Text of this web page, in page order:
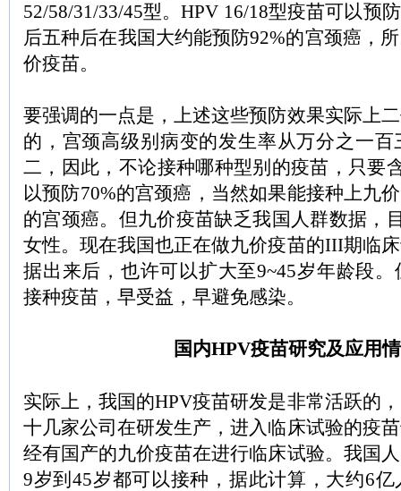
52/58/31/33/45型。HPV 16/18型疫苗可以预
后五种后在我国大约能预防92%的宫颈癌，
价疫苗。
要强调的一点是，上述这些预防效果实际上
的，宫颈高级别病变的发生率从万分之一
二，因此，不论接种哪种型别的疫苗，只要
以预防70%的宫颈癌，当然如果能接种上九
的宫颈癌。但九价疫苗缺乏我国人群数据，
女性。现在我国也正在做九价疫苗的III期临
据出来后，也许可以扩大至9~45岁年龄段
接种疫苗，早受益，早避免感染。
国内HPV疫苗研究及应用
实际上，我国的HPV疫苗研发是非常活跃的
十几家公司在研发生产，进入临床试验的疫
经有国产的九价疫苗在进行临床试验。我国
9岁到45岁都可以接种，据此计算，大约6